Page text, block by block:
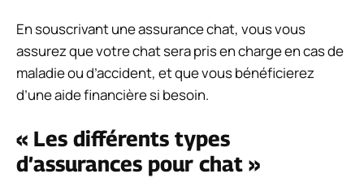
En souscrivant une assurance chat, vous vous
assurez que votre chat sera pris en charge en cas de
maladie ou d’accident, et que vous bénéficierez
d’une aide financière si besoin.
« Les différents types
d’assurances pour chat »